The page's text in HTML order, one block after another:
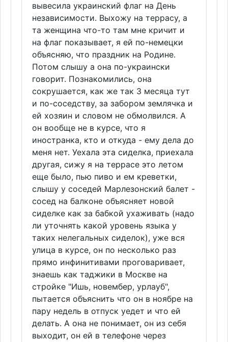
вывесила украинский флаг на День
независимости. Выхожу на террасу, а
та женщина что-то там мне кричит и
на флаг показывает, я ей по-немецки
объясняю, что праздник на Родине.
Потом слышу а она по-украински
говорит. Познакомились, она
сокрушается, как же так 3 месяца тут
и по-соседству, за забором землячка и
ей хозяин и словом не обмолвился. А
он вообще не в курсе, что я
иностранка, кто и откуда - ему дела до
меня нет. Уехала эта сиделка, приехала
другая, сижу я на террасе это летом
еще было, пью пиво и ем креветки,
слышу у соседей Марлезонский балет -
сосед на балконе объясняет новой
сиделке как за бабкой ухаживать (надо
ли уточнять какой уровень языка у
таких нелегальных сиделок), уже вся
улица в курсе, он по несколько раз
прямо инфинитивами проговаривает,
знаешь как таджики в Москве на
стройке "Ишь, новембер, урлауб",
пытается объяснить что он в ноябре на
пару недель в отпуск уедет и что ей
делать. А она не понимает, он из себя
выходит, он ей в телефоне через